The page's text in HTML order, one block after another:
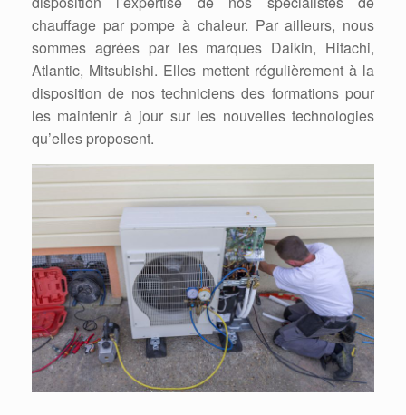
chauffage par pompe à chaleur. Par ailleurs, nous
sommes agrées par les marques Daikin, Hitachi,
Atlantic, Mitsubishi. Elles mettent régulièrement à la
disposition de nos techniciens des formations pour
les maintenir à jour sur les nouvelles technologies
qu’elles proposent.